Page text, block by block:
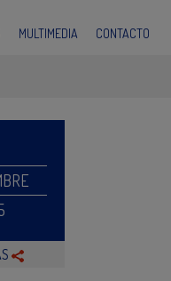
MULTIMEDIA CONTACTO